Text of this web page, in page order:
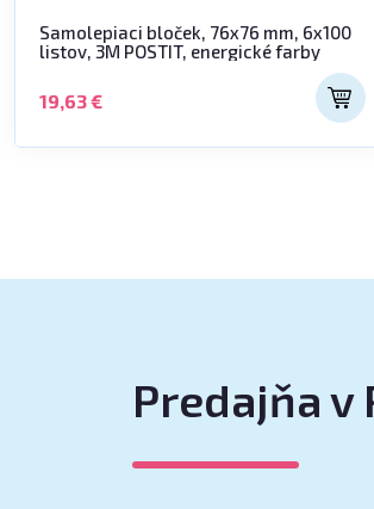
Samolepiaci bloček, 76x76 mm, 6x100
listov, 3M POSTIT, energické farby
19,63 €
Predajňa v